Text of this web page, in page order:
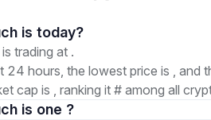
1. How much is today?
trading at .
24 hours, the lowest price is , and
cap is , ranking it # among all
is one ?